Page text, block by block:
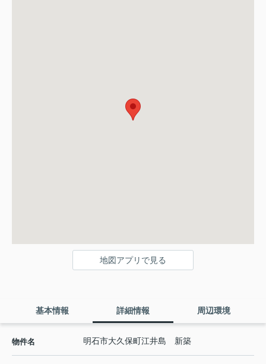
地図アプリで見る
基本情報 詳細情報 周辺環境
物件名 明石市大久保町江井島 新築